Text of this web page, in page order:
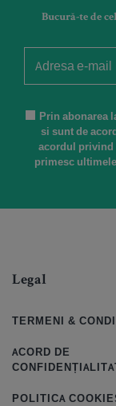
Bucură-te de
Prin abonarea
si sunt de
acordul privind
primesc
Legal
TERMENI &
ACORD DE
POLITICA